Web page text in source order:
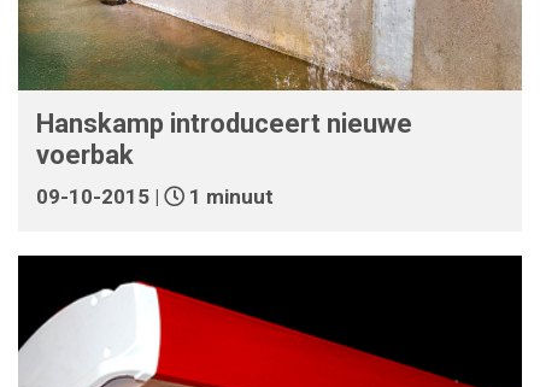
Hanskamp introduceert nieuwe
voerbak
09-10-2015 | 1 minuut